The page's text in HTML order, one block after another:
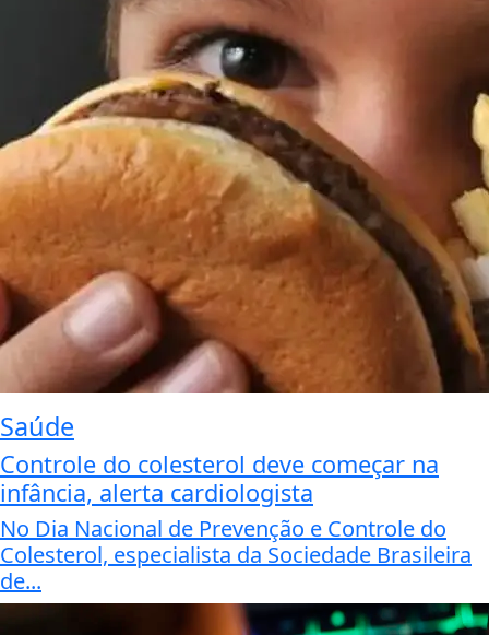
Saúde
Controle do colesterol deve começar na
infância, alerta cardiologista
No Dia Nacional de Prevenção e Controle do
Colesterol, especialista da Sociedade Brasileira
de...